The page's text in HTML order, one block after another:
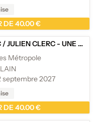
DE 40.00 €
/JULIEN CLERC - UNE VIE - TOURNÉE
Métropole
septembre 2027
DE 40.00 €